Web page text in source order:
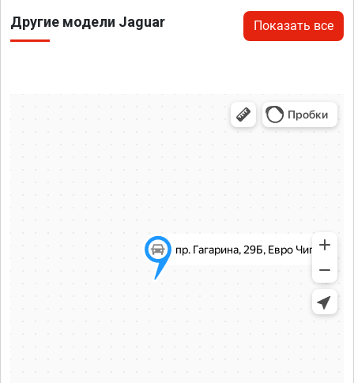
Другие модели Jaguar Показать все